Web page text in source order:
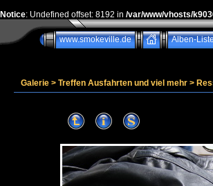
Notice: Undefined offset: 8192 in /var/www/vhosts/
www.smokeville.de Alben-
Galerie > Treffen Ausfahrten und viel mehr >